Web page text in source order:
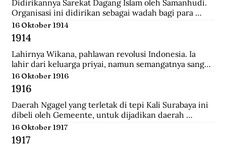
Didirikannya Sarekat Dagang Islam oleh Samanhudi.
Organisasi ini didirikan sebagai wadah bagi para
pengusaha batik di Surakarta. Organisasi ini
merupakan organisasi pertama yang lahir dari
Indonesia untuk menentang politik kekuasaan
Belanda.
16 Oktober 1914
1914
Lahirnya Wikana, pahlawan revolusi Indonesia. Ia
lahir dari keluarga priyai, namun semangatnya sangat
tinggi dalam memperjuangkan kemerdekaan dari
tangan penjajah.
16 Oktober 1916
1916
Daerah Ngagel yang terletak di tepi Kali Surabaya ini
dibeli oleh Gemeente, untuk dijadikan daerah
industri baru di Surabaya.
16 Oktober 1917
1917